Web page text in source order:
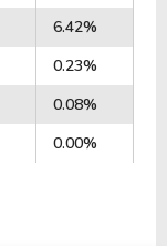
6.42%
0.23%
0.08%
0.00%